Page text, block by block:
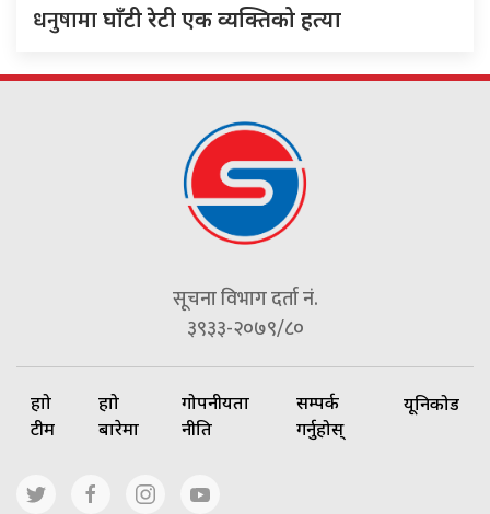
धनुषामाघाँटी रेटी एक व्यक्तिको हत्या
सूचना विभाग दर्ता नं.
३९३३-२०७९/८०
हाम्रो
टीम
हाम्रो
बारेमा
गोपनीयता
नीति
सम्पर्क
गर्नुहोस्
यूनिकोड